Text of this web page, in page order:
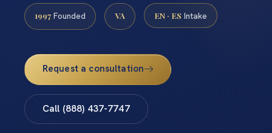
1997 Founded VA EN · ES Intake
Request a consultation
Call (888) 437-7747